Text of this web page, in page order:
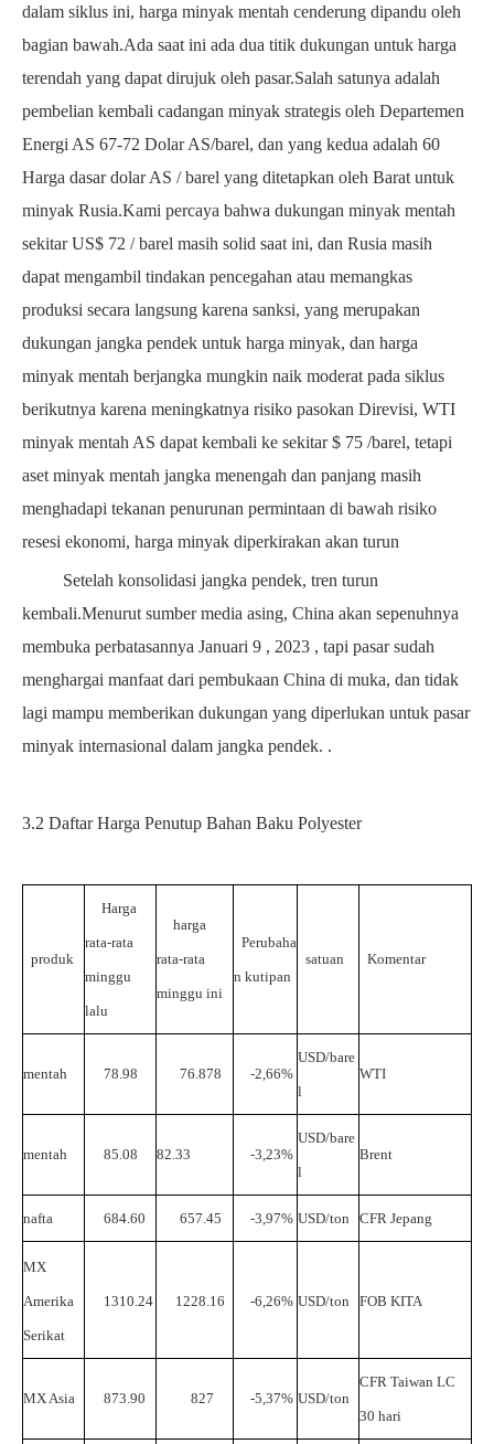
dalam siklus ini, harga minyak mentah cenderung dipandu oleh
bagian bawah.Ada saat ini ada dua titik dukungan untuk harga
terendah yang dapat dirujuk oleh pasar.Salah satunya adalah
pembelian kembali cadangan minyak strategis oleh Departemen
Energi AS 67-72 Dolar AS/barel, dan yang kedua adalah 60
Harga dasar dolar AS / barel yang ditetapkan oleh Barat untuk
minyak Rusia.Kami percaya bahwa dukungan minyak mentah
sekitar US$ 72 / barel masih solid saat ini, dan Rusia masih
dapat mengambil tindakan pencegahan atau memangkas
produksi secara langsung karena sanksi, yang merupakan
dukungan jangka pendek untuk harga minyak, dan harga
minyak mentah berjangka mungkin naik moderat pada siklus
berikutnya karena meningkatnya risiko pasokan Direvisi, WTI
minyak mentah AS dapat kembali ke sekitar $ 75 /barel, tetapi
aset minyak mentah jangka menengah dan panjang masih
menghadapi tekanan penurunan permintaan di bawah risiko
resesi ekonomi, harga minyak diperkirakan akan turun
Setelah konsolidasi jangka pendek, tren turun
kembali.Menurut sumber media asing, China akan sepenuhnya
membuka perbatasannya Januari 9 , 2023 , tapi pasar sudah
menghargai manfaat dari pembukaan China di muka, dan tidak
lagi mampu memberikan dukungan yang diperlukan untuk pasar
minyak internasional dalam jangka pendek. .
3.2 Daftar Harga Penutup Bahan Baku Polyester
produk
Harga
rata-rata
minggu
lalu
harga
rata-rata
minggu ini
Perubaha
n kutipan
satuan Komentar
mentah 78.98 76.878 -2,66%
USD/bare
l
WTI
mentah 85.08 82.33 -3,23%
USD/bare
l
Brent
nafta 684.60 657.45 -3,97% USD/ton CFR Jepang
MX
Amerika
Serikat
1310.24 1228.16 -6,26% USD/ton FOB KITA
MXAsia 873.90 827 -5,37% USD/ton
CFR Taiwan LC
30 hari